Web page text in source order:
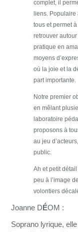
complet, il
liens.
tous et permet
retrouver
pratique en
moyens
où la joie et la
part importante.
Notre premier
en mêlant
laboratoire
proposons à
au jeu
public.
Ah et petit
peu à l’image
volontiers
Joanne DÉOM :
Soprano lyrique,